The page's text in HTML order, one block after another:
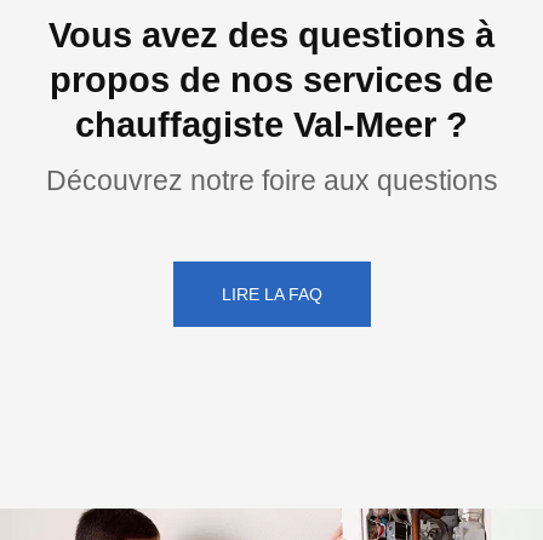
Vous avez des questions à
propos de nos services de
chauffagiste Val-Meer ?
Découvrez notre foire aux questions
LIRE LA FAQ